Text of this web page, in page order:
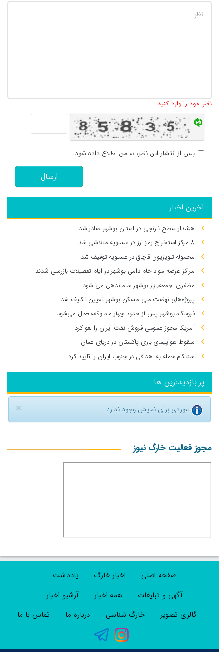
نظر خود را وارد کنید
پس از انتشار این نظر، به من اطلاع داده شود.
ارسال
آخرین اخبار
هشدار سطح نارنجی در استان بوشهر صادر شد
۸ مرکز استخراج رمز ارز در عسلویه متلاشی شد
محموله تلویزیون قاچاق در عسلویه توقیف شد
مراکز عرضه مواد خام دامی بوشهر در ایام تعطیلات بازرسی شدند
مظفری: جمعه‌بازار بوشهر ساماندهی می‌ شود
پروژه‌های نهضت ملی مسکن بوشهر تعیین تکلیف شد
فرودگاه بوشهر پس از حدود چهار ماه وقفه فعال می‌شود
آمریکا مجوز عمومی فروش نفت ایران را لغو کرد
سقوط هواپیمای باری پاکستان در دریای عمان
سنتکام حمله به اهدافی در جنوب ایران را تایید کرد
پر بازدیدترین ها
× موردی برای نمایش وجود ندارد.
مجوز فعالیت خارگ نیوز
صفحه اصلی اخبار خارگ
یادداشت
آگهی و تبلیغات
همه اخبار
آرشیو اخبار
گالری تصویر
خارگ شناسی درباره ما تماس با ما